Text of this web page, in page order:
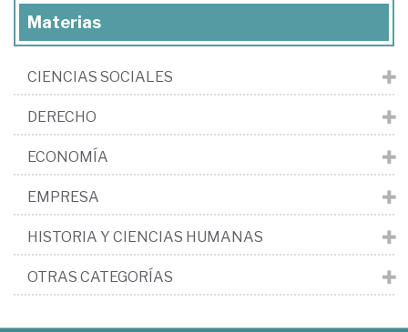
Materias
CIENCIAS SOCIALES
DERECHO
ECONOMÍA
EMPRESA
HISTORIA Y CIENCIAS HUMANAS
OTRAS CATEGORÍAS